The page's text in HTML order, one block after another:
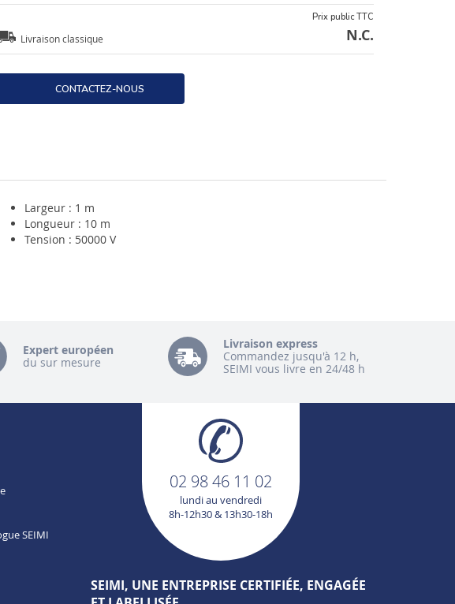
Livraison classique
Prix public TTC
N.C.
CONTACTEZ-NOUS
Largeur : 1 m
Longueur : 10 m
Tension : 50000 V
Expert européen
du sur mesure
Livraison express
Commandez jusqu'à 12 h,
SEIMI vous livre en 24/48 h
SEIMI
02 98 46 11 02
lundi au vendredi
8h-12h30 & 13h30-18h
SEIMI, UNE ENTREPRISE CERTIFIÉE, ENGAGÉE